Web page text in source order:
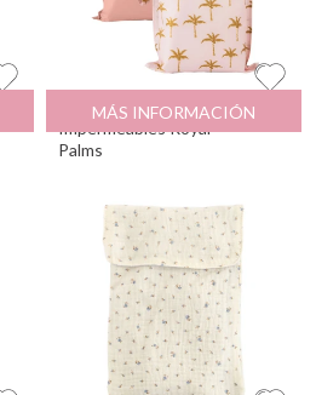
Pack 2 Bolsa
Impermeables Royal
Palms
19.9
MÁS INFORMACIÓN